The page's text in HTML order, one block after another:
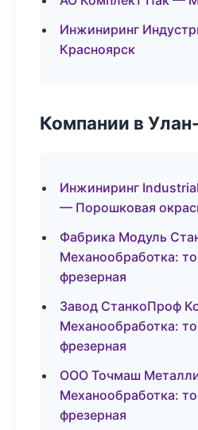
Инжиниринг
Красноярск
Компании в
Инжиниринг
— Порошковая
Фабрика Модуль
Механообработка:
фрезерная
Завод СтанкоПроф
Механообработка:
фрезерная
ООО Точмаш
Механообработка:
фрезерная